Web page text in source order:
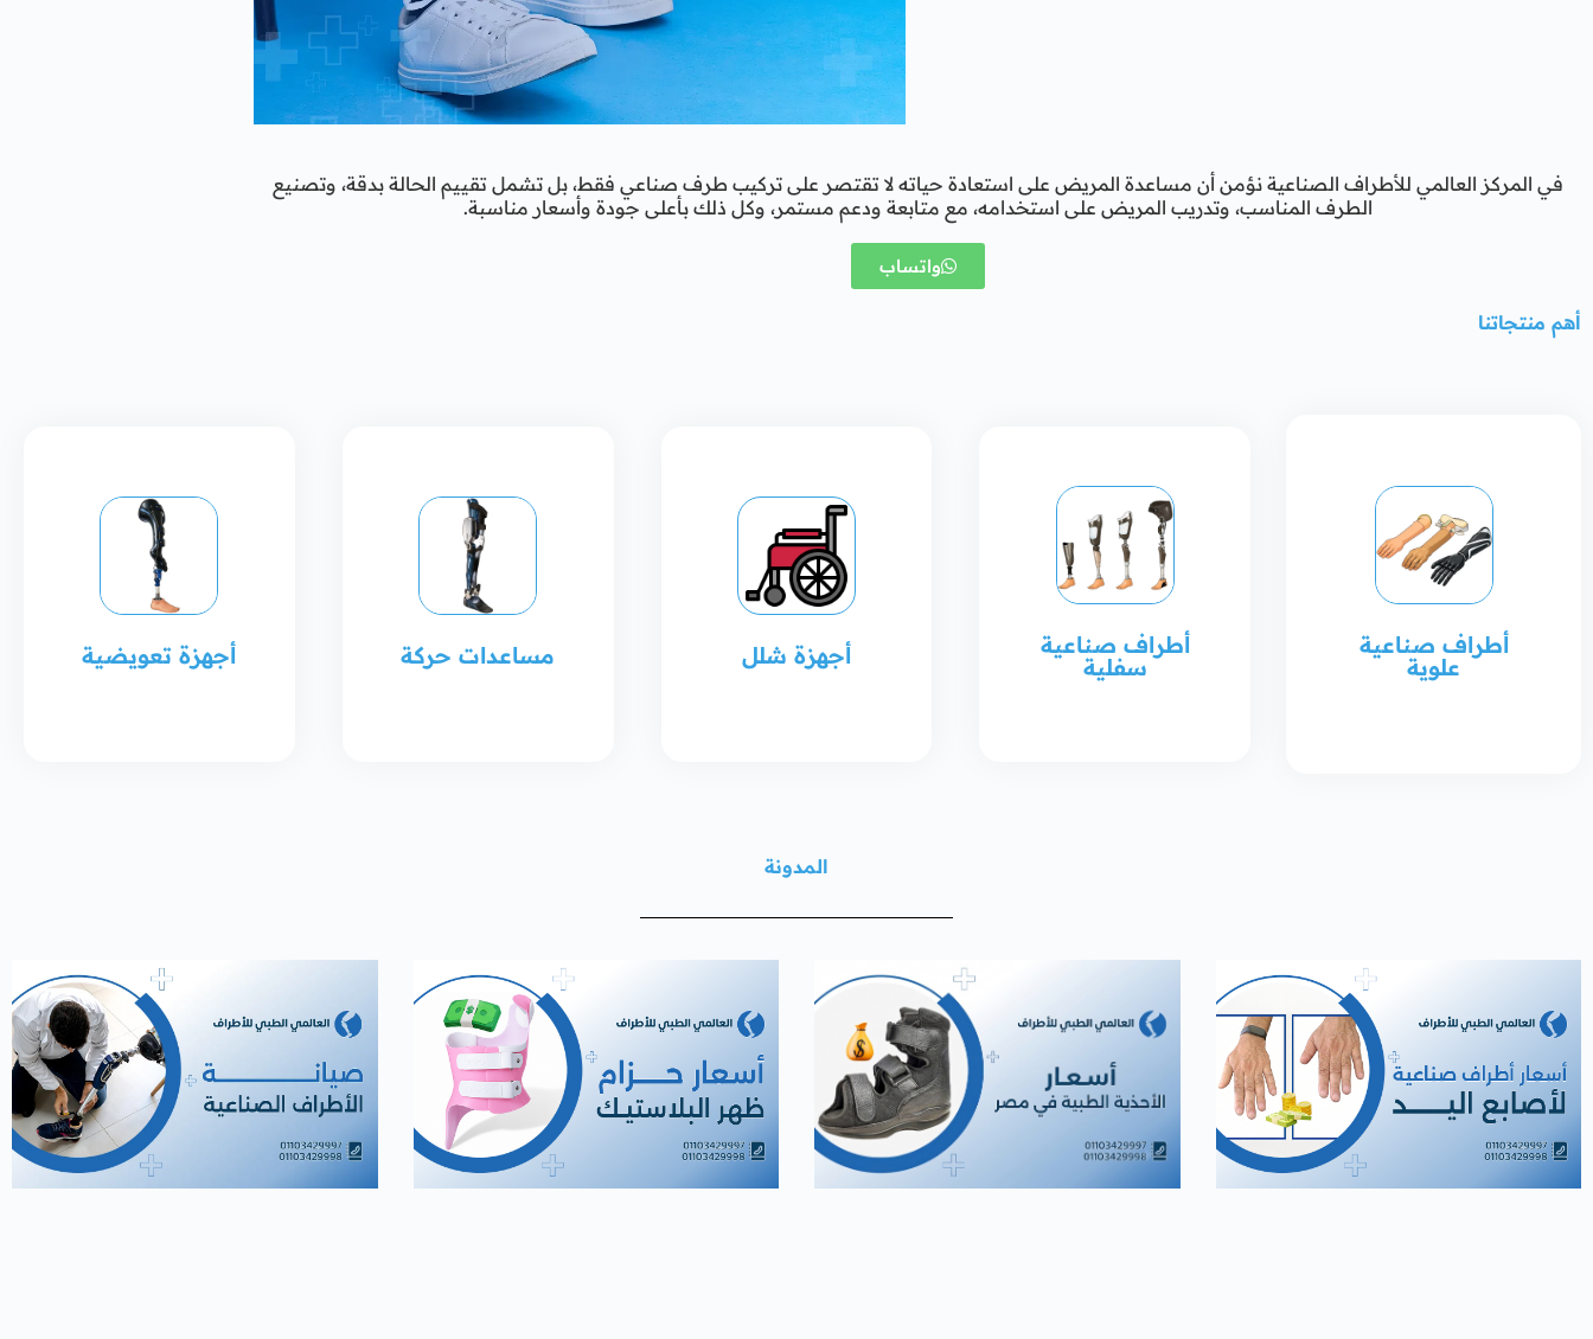
في المركز العالمي للأطراف الصناعية نؤمن أن مساعدة المريض على استعادة حياته لا تقتصر على تركيب طرف صناعي فقط، بل تشمل تقييم الحالة بدقة، وتصنيع
الطرف المناسب، وتدريب المريض على استخدامه، مع متابعة ودعم مستمر، وكل ذلك بأعلى جودة وأسعار مناسبة.
واتساب
أهم منتجاتنا
أطراف صناعية
علوية
أطراف صناعية
سفلية أجهزة شلل مساعدات حركة أجهزة تعويضية
المدونة